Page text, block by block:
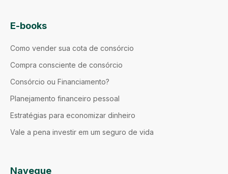
E-books
Como vender sua cota de consórcio
Compra consciente de consórcio
Consórcio ou Financiamento?
Planejamento financeiro pessoal
Estratégias para economizar dinheiro
Vale a pena investir em um seguro de vida
Navegue